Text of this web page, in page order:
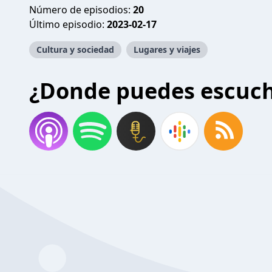
Número de episodios: 20
Último episodio: 2023-02-17
Cultura y sociedad Lugares y viajes
¿Donde puedes